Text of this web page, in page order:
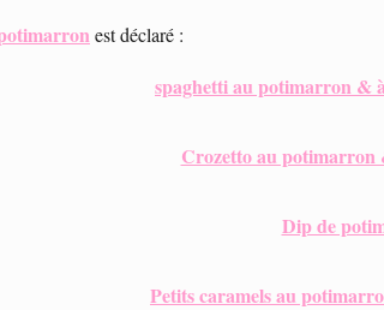
est déclaré :
spaghetti au potimarron &
Crozetto au potimarron
Dip de
Petits caramels au